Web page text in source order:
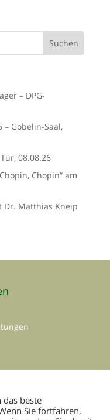
– DPG-
– Gobelin-Saal,
08.08.26
Chopin“ am
Dr. Matthias Kneip
beste
Sie fortfahren,